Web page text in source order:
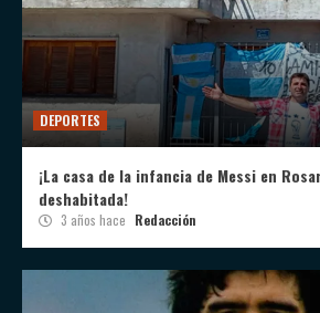
DEPORTES
¡La casa de la infancia de Messi en
deshabitada!
3 años hace Redacción